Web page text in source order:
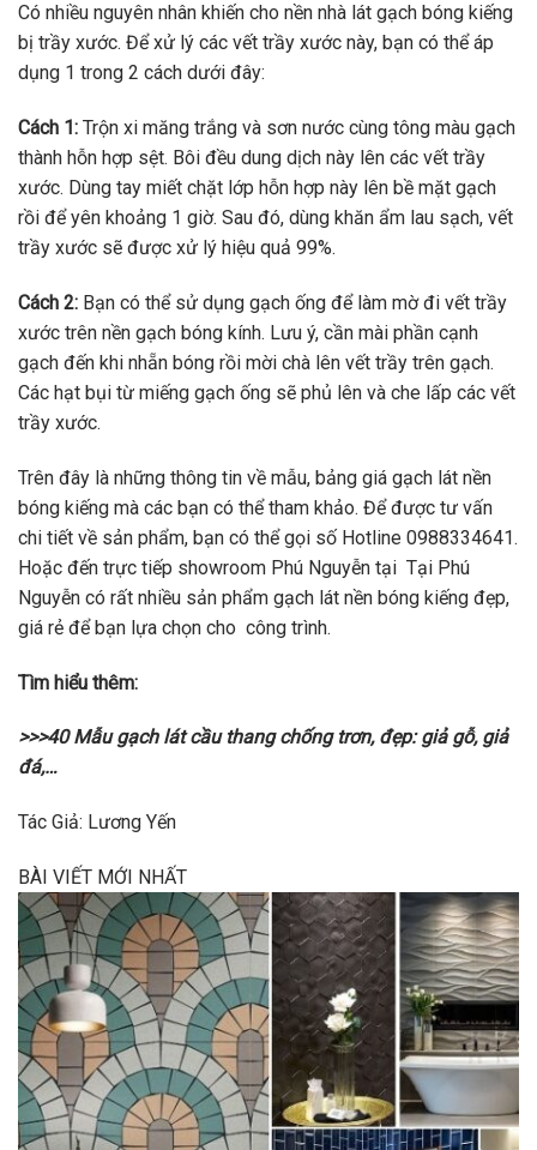
Có nhiều nguyên nhân khiến cho nền nhà lát gạch bóng kiếng
bị trầy xước. Để xử lý các vết trầy xước này, bạn có thể áp
dụng 1 trong 2 cách dưới đây:
Cách 1: Trộn xi măng trắng và sơn nước cùng tông màu gạch
thành hỗn hợp sệt. Bôi đều dung dịch này lên các vết trầy
xước. Dùng tay miết chặt lớp hỗn hợp này lên bề mặt gạch
rồi để yên khoảng 1 giờ. Sau đó, dùng khăn ẩm lau sạch, vết
trầy xước sẽ được xử lý hiệu quả 99%.
Cách 2: Bạn có thể sử dụng gạch ống để làm mờ đi vết trầy
xước trên nền gạch bóng kính. Lưu ý, cần mài phần cạnh
gạch đến khi nhẵn bóng rồi mời chà lên vết trầy trên gạch.
Các hạt bụi từ miếng gạch ống sẽ phủ lên và che lấp các vết
trầy xước.
Trên đây là những thông tin về mẫu, bảng giá gạch lát nền
bóng kiếng mà các bạn có thể tham khảo. Để được tư vấn
chi tiết về sản phẩm, bạn có thể gọi số Hotline 0988334641.
Hoặc đến trực tiếp showroom Phú Nguyễn tại Tại Phú
Nguyễn có rất nhiều sản phẩm gạch lát nền bóng kiếng đẹp,
giá rẻ để bạn lựa chọn cho công trình.
Tìm hiểu thêm:
>>>40 Mẫu gạch lát cầu thang chống trơn, đẹp: giả gỗ, giả
đá,…
Tác Giả: Lương Yến
BÀI VIẾT MỚI NHẤT